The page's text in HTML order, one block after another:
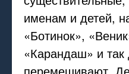
именам и детей,
«Ботинок»,
«Карандаш» и